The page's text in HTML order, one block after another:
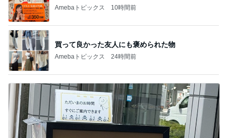
Amebaトピックス 10時間前
買って良かった友人にも褒められた物
Amebaトピックス 24時間前